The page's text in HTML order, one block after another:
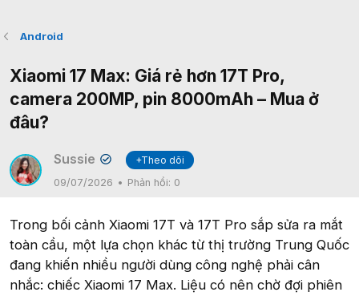
Android
Xiaomi 17 Max: Giá rẻ hơn 17T Pro,
camera 200MP, pin 8000mAh – Mua ở
đâu?
Sussie ✔
+Theo dõi
09/07/2026
Phản hồi: 0
Trong bối cảnh Xiaomi 17T và 17T Pro sắp sửa ra mắt
toàn cầu, một lựa chọn khác từ thị trường Trung Quốc
đang khiến nhiều người dùng công nghệ phải cân
nhắc: chiếc Xiaomi 17 Max. Liệu có nên chờ đợi phiên